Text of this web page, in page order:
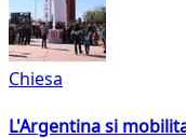
Chiesa
L'Argentina si